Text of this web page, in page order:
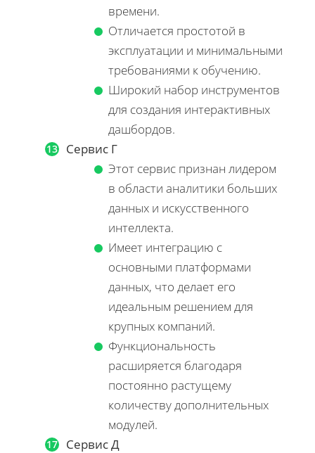
времени.
Отличается простотой в
эксплуатации и минимальными
требованиями к обучению.
Широкий набор инструментов
для создания интерактивных
дашбордов.
Сервис Г
Этот сервис признан лидером
в области аналитики больших
данных и искусственного
интеллекта.
Имеет интеграцию с
основными платформами
данных, что делает его
идеальным решением для
крупных компаний.
Функциональность
расширяется благодаря
постоянно растущему
количеству дополнительных
модулей.
Сервис Д